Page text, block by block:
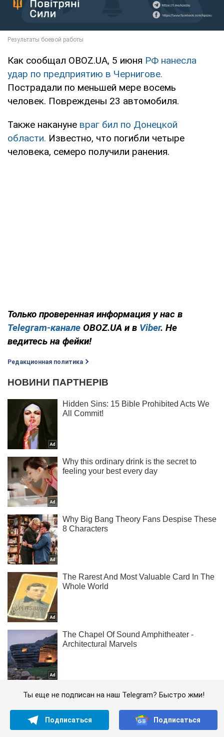
Как сообщал OBOZ.UA, 5 июня РФ нанесла
удар по предприятию в Чернигове.
Пострадали по меньшей мере восемь
человек. Повреждены 23 автомобиля.
Также накануне враг бил по Донецкой
области. Известно, что погибли четыре
человека, семеро получили ранения.
Только проверенная информация у нас в
Telegram-канале OBOZ.UA и в Viber. Не
ведитесь на фейки!
Редакционная политика
Ты еще не подписан на наш Telegram? Быстро жми!
Подписаться Подписаться